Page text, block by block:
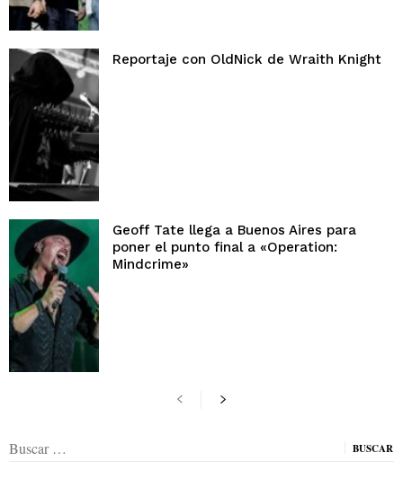
Reportaje con OldNick de Wraith Knight
Geoff Tate llega a Buenos Aires para
poner el punto final a «Operation:
Mindcrime»
Buscar: